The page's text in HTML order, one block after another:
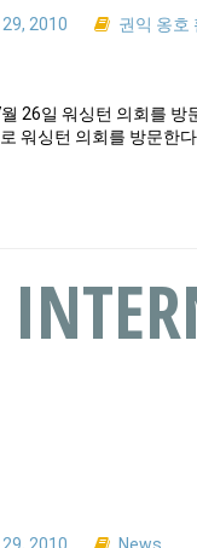
2010 권익 옹호
26일 워싱턴 의회를 방
워싱턴 의회를 방문한